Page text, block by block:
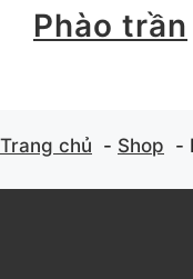
Phào trần
Trang chủ Shop